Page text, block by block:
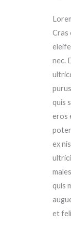
Cras
nec.
quis
eros
ex
quis
et